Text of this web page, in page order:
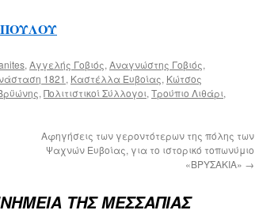
, Αγγελής Γοβιός, Αναγνώστης Γοβιός,
1821 , Καστέλλα Ευβοίας, Κώτσος
, Πολιτιστικοί Σύλλογοι, Τρούπιο Λιθάρι,
Αφηγήσεις των γεροντότερων της πόλης των
Ψαχνών Ευβοίας, για το ιστορικό τοπωνύμιο
«ΒΡΥΣΑΚΙΑ» →
ΤΗΣ ΜΕΣΣΑΠΙΑΣ